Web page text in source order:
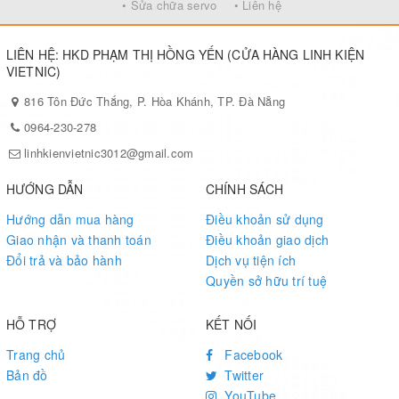
thắp sáng led dây 5050, led hắt 5054, led đúc 12V, led ruồi
12V, led thanh nhôm 5730....
- Thông số kỹ thuật
- Bảo hành : 2 năm
- Điện áp vào : 100V-120V/ 60Hz
200V-220VAC/50Hz
- Điện áp ra : 12V
- Kích thước : 22.5cmx7cmx4cm
- Chất liệu tản nhiệt vỏ bọc : Nhôm
• Sửa chữa servo • Liên hệ
LIÊN HỆ: HKD PHẠM THỊ HỒNG YẾN (CỬA HÀNG LINH KIỆN
VIETNIC)
816 Tôn Đức Thắng, P. Hòa Khánh, TP. Đà Nẵng
0964-230-278
linhkienvietnic3012@gmail.com
HƯỚNG DẪN
Hướng dẫn mua hàng
Giao nhận và thanh toán
Đổi trả và bảo hành
CHÍNH SÁCH
Điều khoản sử dụng
Điều khoản giao dịch
Dịch vụ tiện ích
Quyền sở hữu trí tuệ
HỖ TRỢ
Trang chủ
Bản đồ
KẾT NỐI
Facebook
Twitter
YouTube